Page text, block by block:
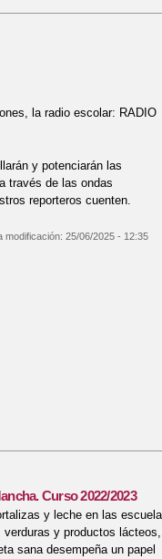
la radio escolar: RADIO
y potenciarán las
través de las ondas
reporteros cuenten.
modificación: 25/06/2025 - 12:35
Curso 2022/2023
y leche en las
y productos lácteos,
sana desempeña un papel